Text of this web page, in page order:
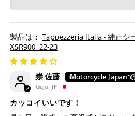
Tappezzeria Italia - 純正シ
XSR900 '22-23
崇 佐藤
Gujō, JP
カッコイいいです！